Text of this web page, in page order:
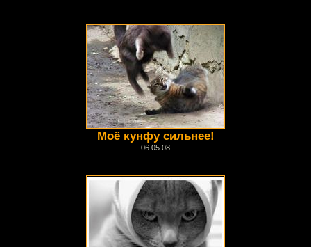
Моё кунфу сильнее!
06.05.08